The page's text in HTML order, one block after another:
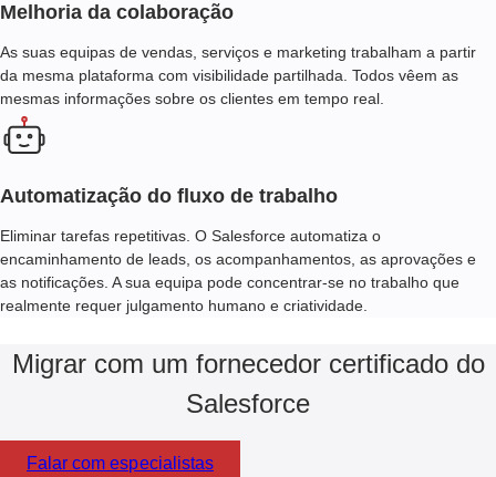
Melhoria da colaboração
As suas equipas de vendas, serviços e marketing trabalham a partir
da mesma plataforma com visibilidade partilhada. Todos vêem as
mesmas informações sobre os clientes em tempo real.
Automatização do fluxo de trabalho
Eliminar tarefas repetitivas. O Salesforce automatiza o
encaminhamento de leads, os acompanhamentos, as aprovações e
as notificações. A sua equipa pode concentrar-se no trabalho que
realmente requer julgamento humano e criatividade.
Migrar com um fornecedor certificado do
Salesforce
Falar com especialistas